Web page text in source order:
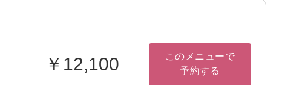
￥12,100
このメニューで
予約する